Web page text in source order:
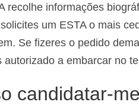
recolhe informações
um ESTA o mais
Se fizeres o pedido
autorizado a embarcar no
candidatar-